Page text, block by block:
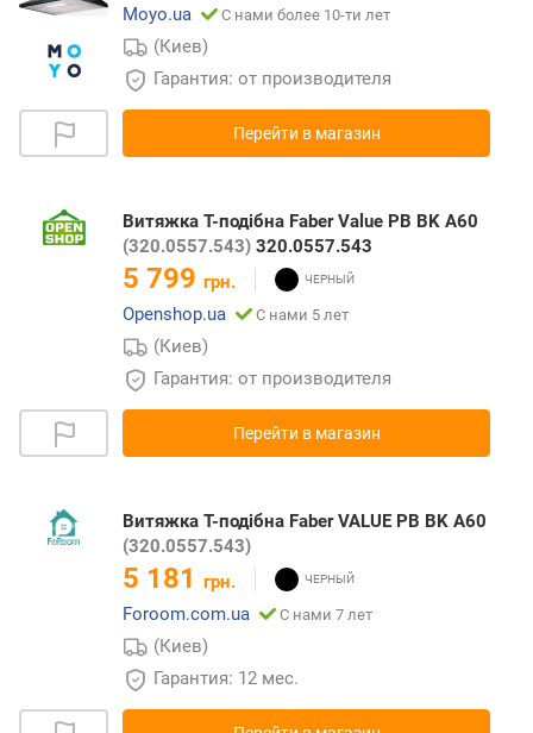
Moyo.ua
С нами более 10-ти лет
(Киев)
Гарантия: от производителя
Перейти в магазин
Витяжка Т-подібна Faber Value PB BK A60
(320.0557.543) 320.0557.543
5 799 грн.
Openshop.ua
С нами 5 лет
(Киев)
Гарантия: от производителя
Перейти в магазин
Витяжка Т-подібна Faber VALUE PB BK A60
(320.0557.543)
5 181 грн.
Foroom.com.ua
С нами 7 лет
(Киев)
Гарантия: 12 мес.